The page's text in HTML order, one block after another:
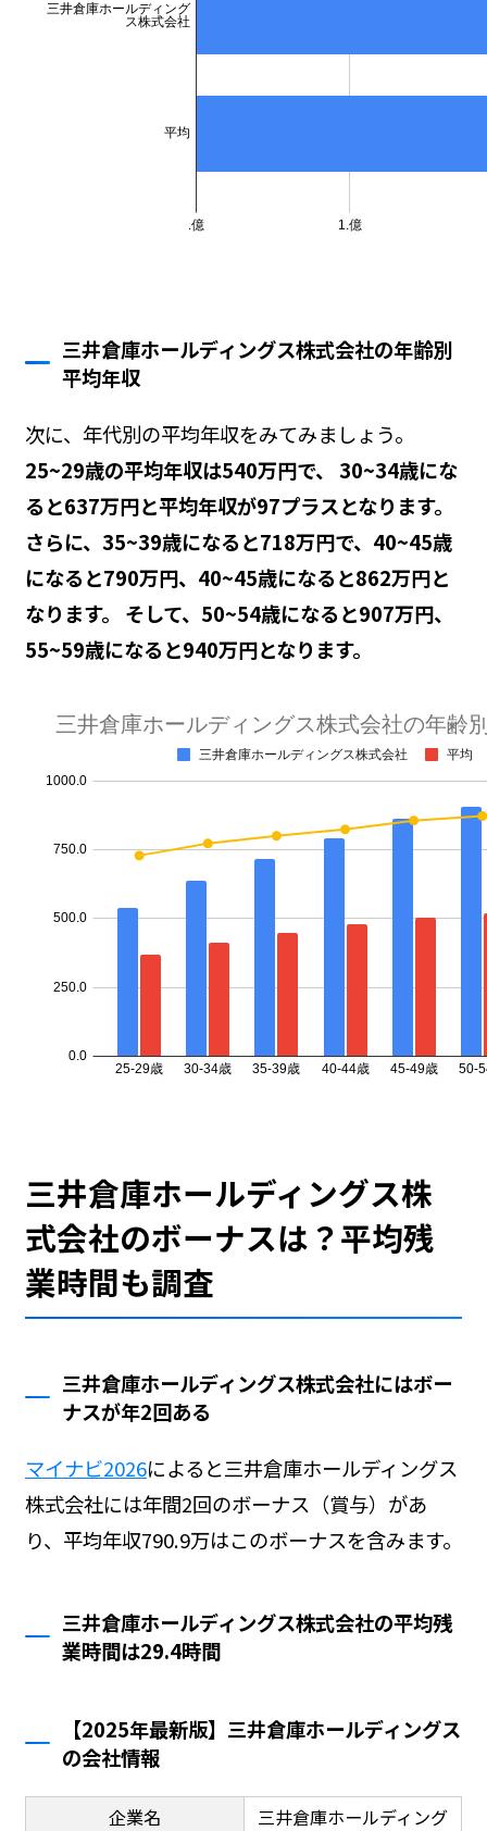
三井倉庫ホールディングス株式会社の年齢別
平均年収
次に、年代別の平均年収をみてみましょう。
25~29歳の平均年収は540万円で、 30~34歳にな
ると637万円と平均年収が97プラスとなります。
さらに、35~39歳になると718万円で、40~45歳
になると790万円、40~45歳になると862万円と
なります。 そして、50~54歳になると907万円、
55~59歳になると940万円となります。
三井倉庫ホールディングス株
式会社のボーナスは？平均残
業時間も調査
三井倉庫ホールディングス株式会社にはボー
ナスが年2回ある
マイナビ2026によると三井倉庫ホールディングス
株式会社には年間2回のボーナス（賞与）があ
り、平均年収790.9万はこのボーナスを含みます。
三井倉庫ホールディングス株式会社の平均残
業時間は29.4時間
【2025年最新版】三井倉庫ホールディングス
の会社情報
企業名
三井倉庫ホールディング